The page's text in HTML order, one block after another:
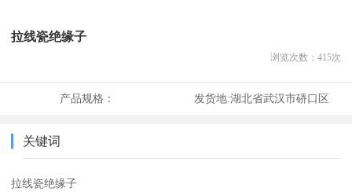
拉线瓷绝缘子
浏览次数： 415次
产品规格： 发货地:湖北省武汉市硚口区
关键词
拉线瓷绝缘子